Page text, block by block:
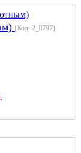
(Код: 2_0797)